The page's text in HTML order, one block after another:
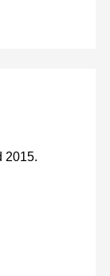
2015.